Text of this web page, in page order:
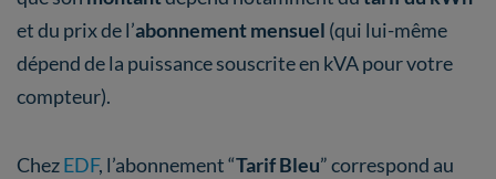
et du prix de l’abonnement mensuel (qui lui-même
dépend de la puissance souscrite en kVA pour votre
compteur).
ChezEDF, l’abonnement “Tarif Bleu” correspond au